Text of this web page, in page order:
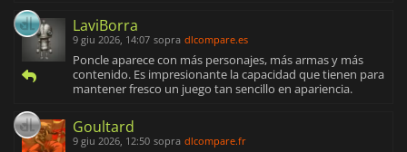
LaviBorra
9 giu 2026, 14:07 sopra dlcompare.es
Poncle aparece con más personajes, más armas y más
contenido. Es impresionante la capacidad que tienen para
mantener fresco un juego tan sencillo en apariencia.
Goultard
9 giu 2026, 12:50 sopra dlcompare.fr